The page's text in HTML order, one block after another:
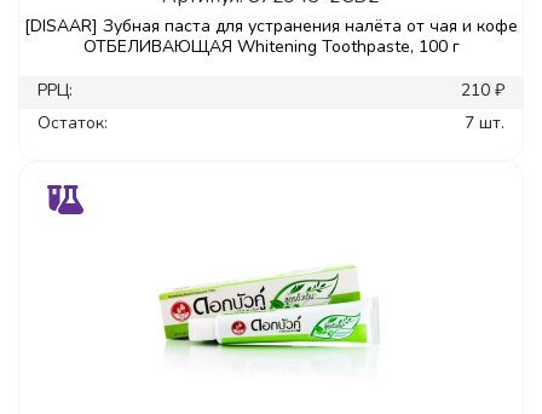
[DISAAR] Зубная паста для устранения налёта от чая и кофе
ОТБЕЛИВАЮЩАЯ Whitening Toothpaste, 100 г
РРЦ:
210 ₽
Остаток:
7 шт.